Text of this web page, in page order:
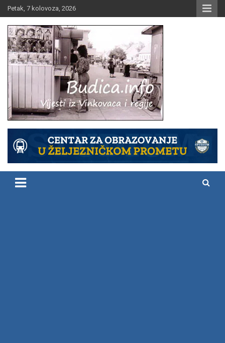
Skip
to
content
Petak, 7 kolovoza, 2026
Budica.info